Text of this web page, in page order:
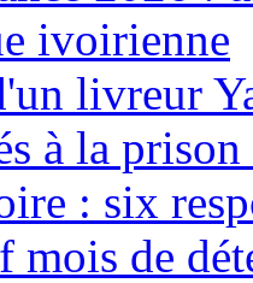
ivoirienne
livreur
à la
: six
mois de